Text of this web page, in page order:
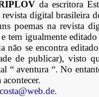
da escritora
revista digital brasileira
poemas na revista
tem igualmente
não se encontra
de publicar), visto
“ aventura “. No
.